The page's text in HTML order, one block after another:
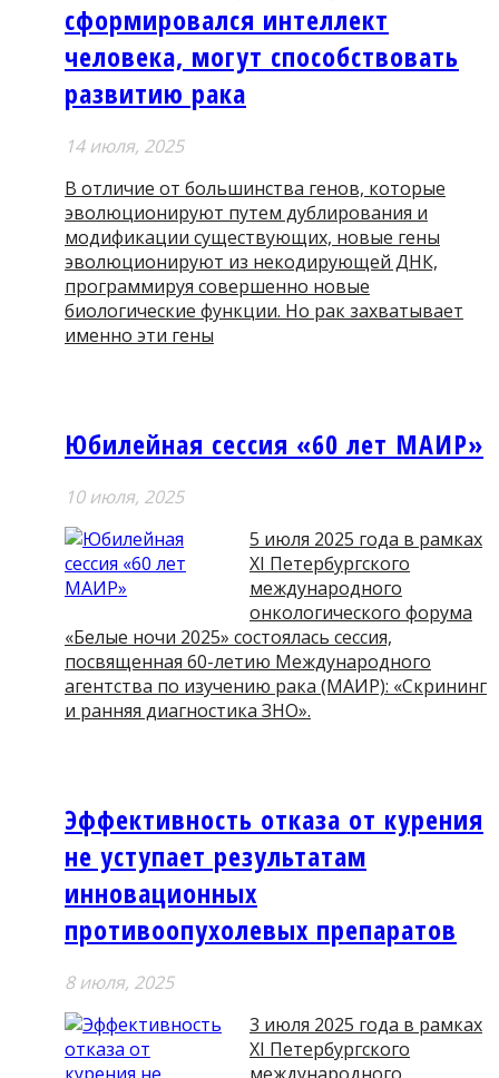
сформировался интеллект
человека, могут способствовать
развитию рака
14 июля, 2025
В отличие от большинства генов, которые
эволюционируют путем дублирования и
модификации существующих, новые гены
эволюционируют из некодирующей ДНК,
программируя совершенно новые
биологические функции. Но рак захватывает
именно эти гены
Юбилейная сессия «60 лет МАИР»
10 июля, 2025
5 июля 2025 года в рамках
XI Петербургского
международного
онкологического форума
«Белые ночи 2025» состоялась сессия,
посвященная 60-летию Международного
агентства по изучению рака (МАИР): «Скрининг
и ранняя диагностика ЗНО».
Эффективность отказа от курения
не уступает результатам
инновационных
противоопухолевых препаратов
8 июля, 2025
3 июля 2025 года в рамках
XI Петербургского
международного